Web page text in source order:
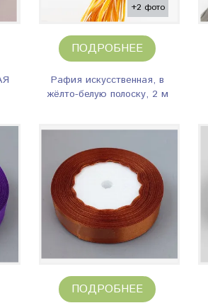
+2 фото
ПОДРОБНЕЕ
Рафия искусственная, в
жёлто-белую полоску, 2 м
ПОДРОБНЕЕ